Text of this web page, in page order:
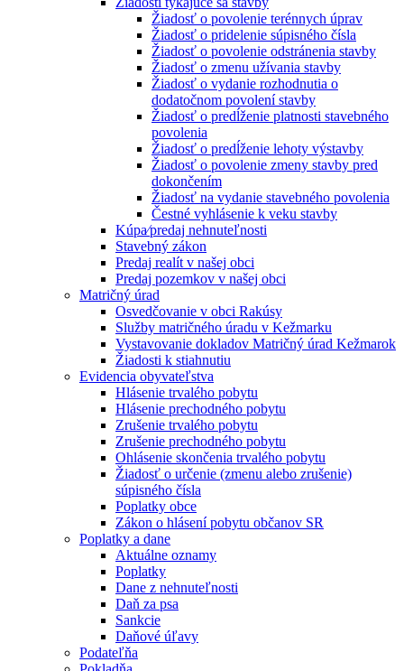
Žiadosť o povolenie terénnych úprav
Žiadosť o pridelenie súpisného čísla
Žiadosť o povolenie odstránenia stavby
Žiadosť o zmenu užívania stavby
Žiadosť o vydanie rozhodnutia o
dodatočnom povolení stavby
Žiadosť o predĺženie platnosti stavebného
povolenia
Žiadosť o predĺženie lehoty výstavby
Žiadosť o povolenie zmeny stavby pred
dokončením
Žiadosť na vydanie stavebného povolenia
Čestné vyhlásenie k veku stavby
Kúpa⁄predaj nehnuteľnosti
Stavebný zákon
Predaj realít v našej obci
Predaj pozemkov v našej obci
Matričný úrad
Osvedčovanie v obci Rakúsy
Služby matričného úradu v Kežmarku
Vystavovanie dokladov Matričný úrad Kežmarok
Žiadosti k stiahnutiu
Evidencia obyvateľstva
Hlásenie trvalého pobytu
Hlásenie prechodného pobytu
Zrušenie trvalého pobytu
Zrušenie prechodného pobytu
Ohlásenie skončenia trvalého pobytu
Žiadosť o určenie (zmenu alebo zrušenie)
súpisného čísla
Poplatky obce
Zákon o hlásení pobytu občanov SR
Poplatky a dane
Aktuálne oznamy
Poplatky
Dane z nehnuteľnosti
Daň za psa
Sankcie
Daňové úľavy
Podateľňa